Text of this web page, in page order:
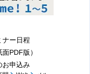
ナー日程
PDF版）
お申込み